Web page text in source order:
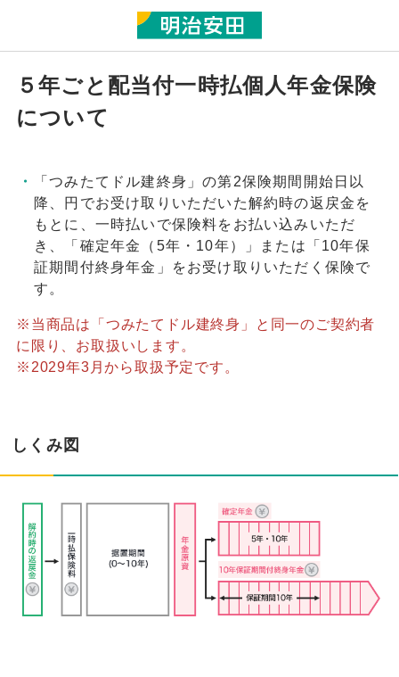
５年ごと配当付一時払個人年金保険
について
「つみたてドル建終身」の第2保険期間開始日以
降、円でお受け取りいただいた解約時の返戻金を
もとに、一時払いで保険料をお払い込みいただ
き、「確定年金（5年・10年）」または「10年保
証期間付終身年金」をお受け取りいただく保険で
す。
※当商品は「つみたてドル建終身」と同一のご契約者
に限り、お取扱いします。
※2029年3月から取扱予定です。
しくみ図